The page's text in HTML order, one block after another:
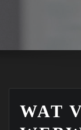
WAT